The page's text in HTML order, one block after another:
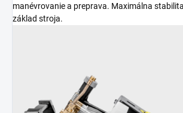
manévrovanie a preprava. Maximálna
základ stroja.